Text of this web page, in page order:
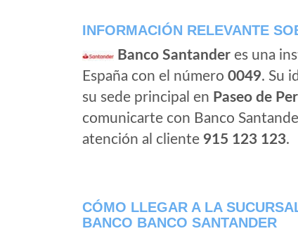
INFORMACIÓN RELEVANTE
Banco Santander es una
España con el número 0049. Su
su sede principal en Paseo de
comunicarte con Banco
atención al cliente 915 123 123.
CÓMO LLEGAR A LA
BANCO BANCO SANTANDER